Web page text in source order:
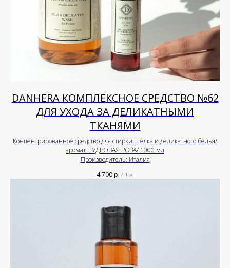
DANHERA КОМПЛЕКСНОЕ СРЕДСТВО №62
ДЛЯ УХОДА ЗА ДЕЛИКАТНЫМИ
ТКАНЯМИ
Концентрированное средство для стирки шелка и деликатного белья/
аромат ПУДРОВАЯ РОЗА/ 1000 мл
Производитель: Италия
4 700р. / 1 pc